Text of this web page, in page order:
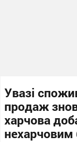
Увазі
продаж
харчова